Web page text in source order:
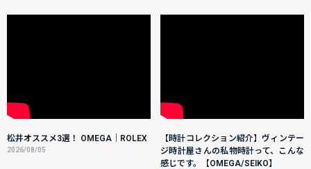
松井オススメ3選！ OMEGA｜ROLEX
2026/08/05
【時計コレクション紹介】ヴィンテー
ジ時計屋さんの私物時計って、こんな
感じです。【OMEGA/SEIKO】